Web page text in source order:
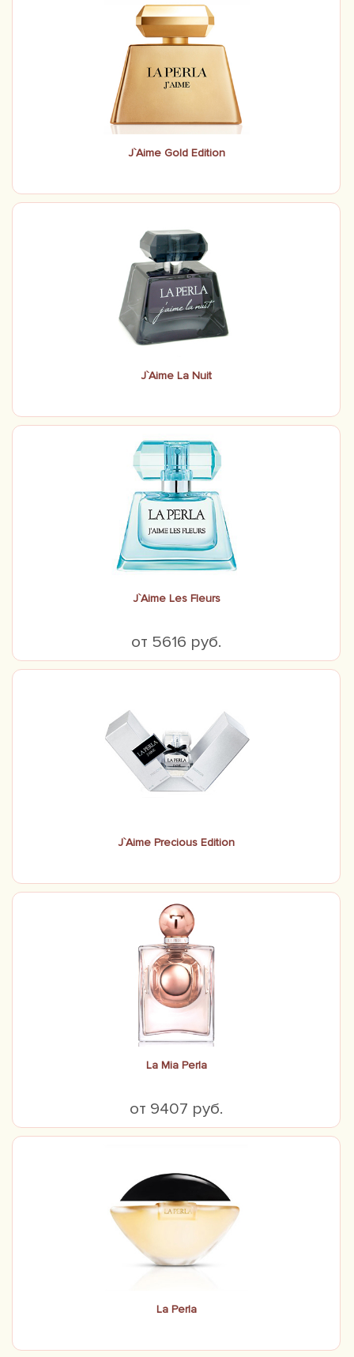
J`Aime Gold Edition
J`Aime La Nuit
J`Aime Les Fleurs
от 5616 руб.
J`Aime Precious Edition
La Mia Perla
от 9407 руб.
La Perla